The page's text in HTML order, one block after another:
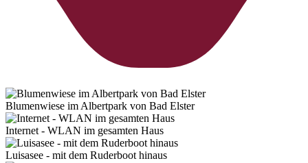
Blumenwiese im Albertpark von Bad Elster
Internet - WLAN im gesamten Haus
Luisasee - mit dem Ruderboot hinaus